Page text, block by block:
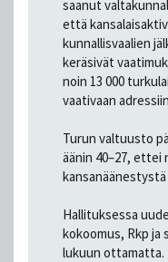
saanut
että
kunnallisvaalien
keräsivät
noin 13 000
vaativaan
Turun valtuusto
äänin 40–27, ettei
Hallituksessa
kokoomus, Rkp ja
lukuun ottamatta.